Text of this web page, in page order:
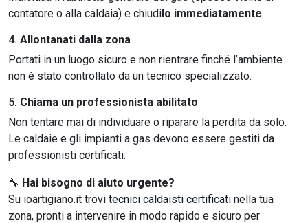
contatore o alla caldaia) e chiudilo immediatamente.
4. Allontanati dalla zona
Portati in un luogo sicuro e non rientrare finché l’ambiente
non è stato controllato da un tecnico specializzato.
5. Chiama un professionista abilitato
Non tentare mai di individuare o riparare la perdita da solo.
Le caldaie e gli impianti a gas devono essere gestiti da
professionisti certificati.
🔧 Hai bisogno di aiuto urgente?
Su ioartigiano.it trovi tecnici caldaisti certificati nella tua
zona, pronti a intervenire in modo rapido e sicuro per